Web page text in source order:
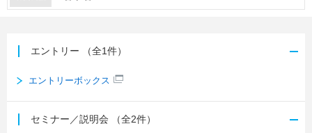
エントリー （全1件）
エントリーボックス
セミナー／説明会 （全2件）